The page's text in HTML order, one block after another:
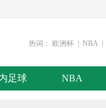
热词： 欧洲杯 NBA
足球 NBA